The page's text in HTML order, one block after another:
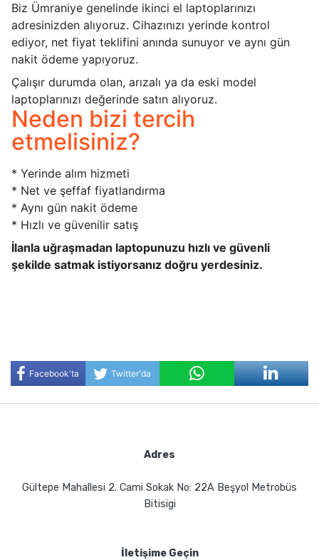
Biz Ümraniye genelinde ikinci el laptoplarınızı
adresinizden alıyoruz. Cihazınızı yerinde kontrol
ediyor, net fiyat teklifini anında sunuyor ve aynı gün
nakit ödeme yapıyoruz.
Çalışır durumda olan, arızalı ya da eski model
laptoplarınızı değerinde satın alıyoruz.
Neden bizi tercih
etmelisiniz?
* Yerinde alım hizmeti
* Net ve şeffaf fiyatlandırma
* Aynı gün nakit ödeme
* Hızlı ve güvenilir satış
İlanla uğraşmadan laptopunuzu hızlı ve güvenli
şekilde satmak istiyorsanız doğru yerdesiniz.
Facebook'ta
Twitter'da
Adres
Gültepe Mahallesi 2. Cami Sokak No: 22A Beşyol Metrobüs
Bitisigi
İletişime Geçin